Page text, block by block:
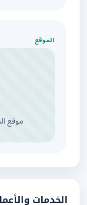
الموقع
موقع
الخدمات والأعمال